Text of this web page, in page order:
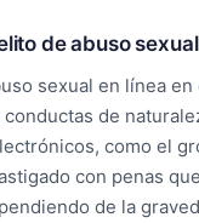
de abuso
sexual en línea
de
como el
con penas
de la